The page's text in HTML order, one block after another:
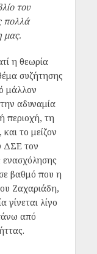
του
πολλά
μας.
η θεωρία
συζήτησης
μάλλον
αδυναμία
περιοχή, τη
το μείζον
ΔΣΕ τον
ενασχόλησης
βαθμό που η
Ζαχαριάδη,
γίνεται λίγο
από